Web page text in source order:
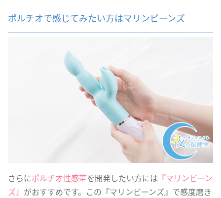
ポルチオで感じてみたい方はマリンビーンズ
さらにポルチオ性感帯を開発したい方には 『マリンビーン
ズ』 がおすすめです。この『マリンビーンズ』で感度磨き